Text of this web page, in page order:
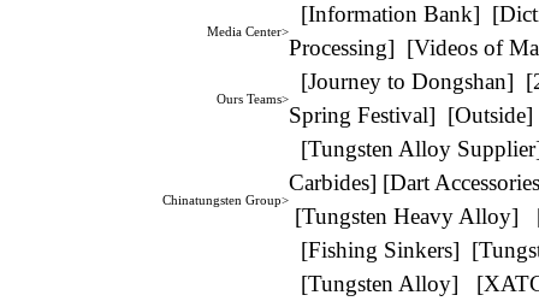
Media Center>
[Information Bank] [
Processing] [Videos of
Ours Teams>
[Journey to Dongshan] [
Spring Festival] [Outside]
Chinatungsten Group>
[Tungsten Alloy Supplier
Carbides] [Dart
[Tungsten Heavy Alloy]
[Fishing Sinkers] [
[Tungsten Alloy] [